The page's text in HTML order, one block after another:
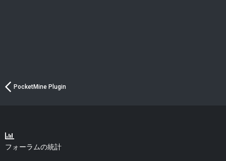
PocketMine Plugin
フォーラムの統計